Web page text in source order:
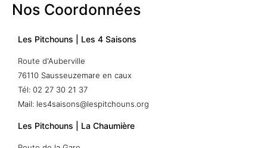
Nos Coordonnées
Les Pitchouns | Les 4 Saisons
Route d'Auberville
76110 Sausseuzemare en caux
Tél: 02 27 30 21 37
Mail: les4saisons@lespitchouns.org
Les Pitchouns | La Chaumière